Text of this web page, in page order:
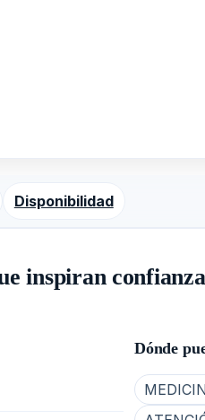
Disponibilidad
inspiran confianza
Dónde